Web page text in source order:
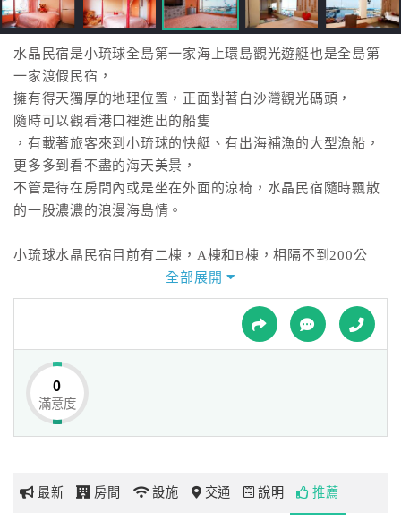
店
訂
房
HOT
特
色
民
宿
球
網
玩
水晶民宿是小琉球全島第一家海上環島觀光遊艇也是全島第
一家渡假民宿，
擁有得天獨厚的地理位置，正面對著白沙灣觀光碼頭，
隨時可以觀看港口裡進出的船隻
，有載著旅客來到小琉球的快艇、有出海補漁的大型漁船，
更多多到看不盡的海天美景，
不管是待在房間內或是坐在外面的涼椅，水晶民宿隨時飄散
的一股濃濃的浪漫海島情。
小琉球水晶民宿目前有二棟，A棟和B棟，相隔不到200公
A楝宛如住在水上觀光飯店般浪漫，面臨小琉球遊艇觀光碼
可觀賞日夜不同景緻五彩繽紛燈光，依窗可聽海浪聲，欣賞
日落日出海天一色。
B棟則是在優靜的小巷裡，有著民宿主人親自參與手繪壁畫
及佈置，
讓您就前來小琉球的您，都能得到實至名歸的享受。
民宿裡供應的餐點更是道道色香味俱全來吃過的遊客都讚不
全部展開
0
滿意度
最新 房間 設施 交通 說明 推薦